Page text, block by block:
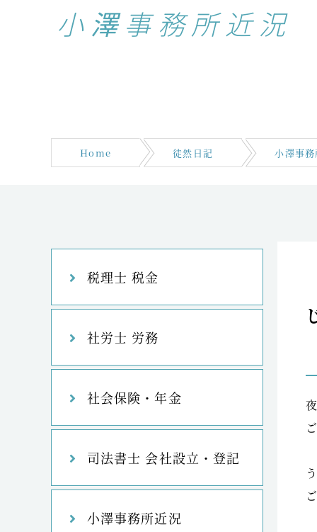
小澤事務所近況
Home 徒然日記 小澤事
税理士 税金
社労士 労務
社会保険・年金
司法書士 会社設立・登記
小澤事務所近況